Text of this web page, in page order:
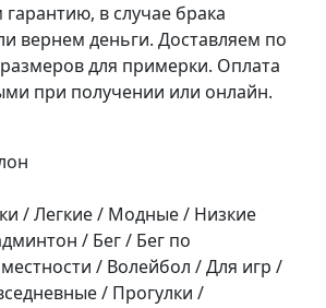
в случае брака
вернем деньги. Доставляем по
для примерки. Оплата
при получении или онлайн.
/ Легкие / Модные / Низкие
/ Бег / Бег по
/ Волейбол / Для игр /
/ Прогулки /